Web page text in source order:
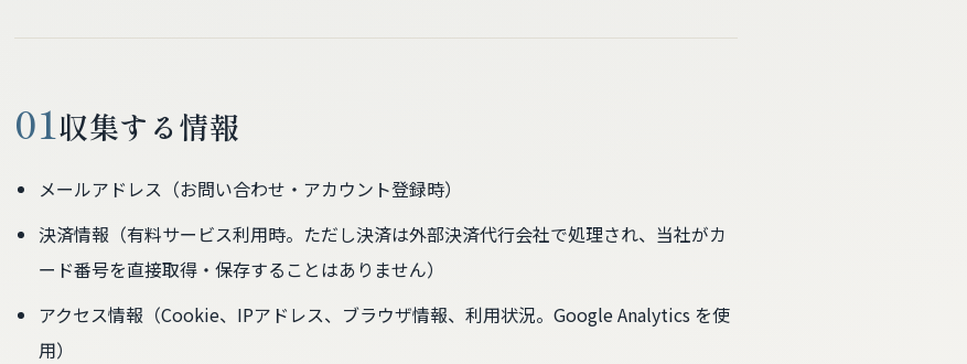
01収集する情報
メールアドレス（お問い合わせ・アカウント登録時）
決済情報（有料サービス利用時。ただし決済は外部決済代行会社で処理され、当社がカ
ード番号を直接取得・保存することはありません）
アクセス情報（Cookie、IPアドレス、ブラウザ情報、利用状況。Google Analytics を使
用）